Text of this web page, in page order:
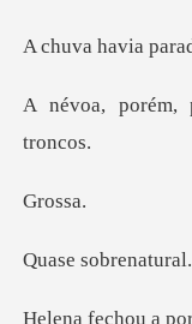
havia
os
sobren
ou a